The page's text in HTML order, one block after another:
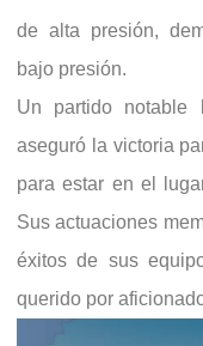
de alta presión,
bajo presión.
Un partido
aseguró la victoria
para estar en el
Sus actuaciones
éxitos de sus
querido por